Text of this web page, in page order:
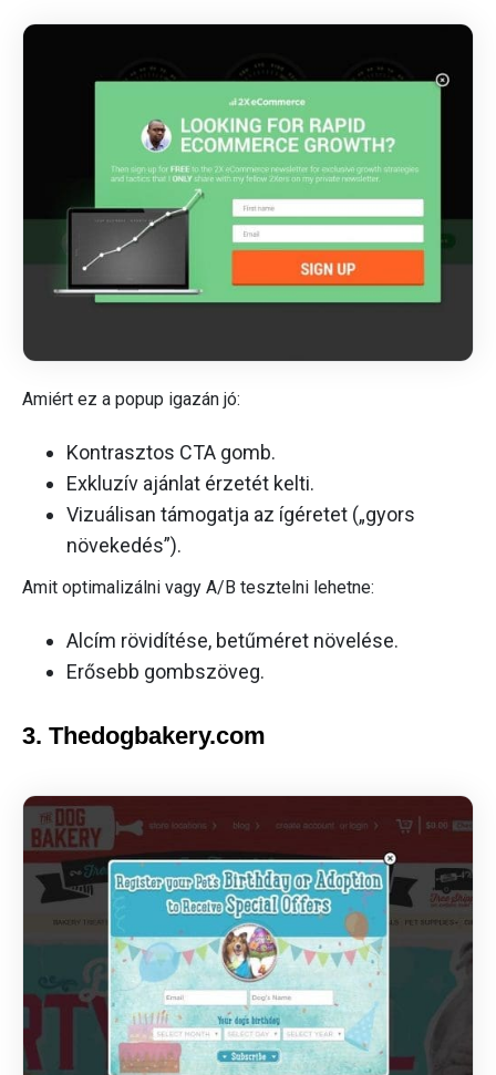
Amiért ez a popup igazán jó:
Kontrasztos CTA gomb.
Exkluzív ajánlat érzetét kelti.
Vizuálisan támogatja az ígéretet („gyors
növekedés”).
Amit optimalizálni vagy A/B tesztelni lehetne:
Alcím rövidítése, betűméret növelése.
Erősebb gombszöveg.
3. Thedogbakery.com